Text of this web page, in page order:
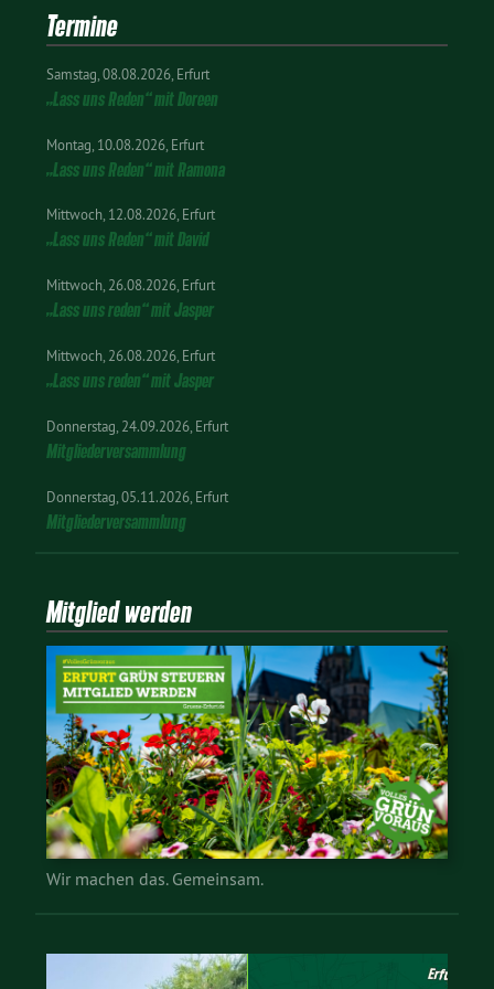
Termine
Samstag 08.08.2026 Erfurt
„Lass uns Reden“ mit Doreen
Montag 10.08.2026 Erfurt
„Lass uns Reden“ mit Ramona
Mittwoch 12.08.2026 Erfurt
„Lass uns Reden“ mit David
Mittwoch 26.08.2026 Erfurt
„Lass uns reden“ mit Jasper
Mittwoch 26.08.2026 Erfurt
„Lass uns reden“ mit Jasper
Donnerstag 24.09.2026 Erfurt
Mitgliederversammlung
Donnerstag 05.11.2026 Erfurt
Mitgliederversammlung
Mitglied werden
Wir machen das. Gemeinsam.